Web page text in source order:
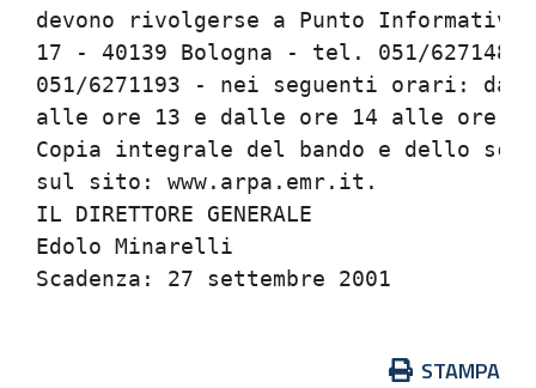
devono rivolgerse a Punto
17 - 40139 Bologna - tel. 051/
051/6271193 - nei seguenti
alle ore 13 e
Copia integrale del bando e
sul sito:
IL
Edolo
STAMPA